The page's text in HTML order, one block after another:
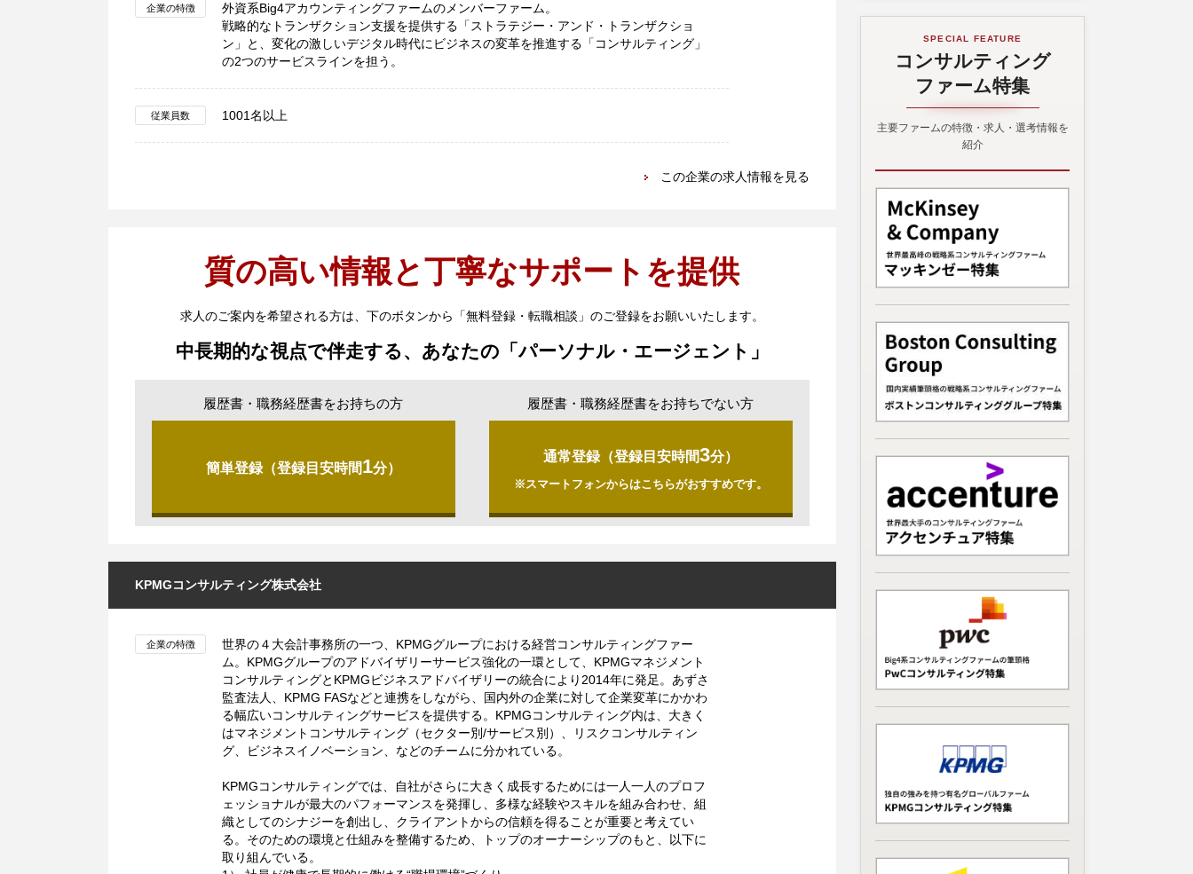
企業の特徴
外資系Big4アカウンティングファームのメンバーファーム。
戦略的なトランザクション支援を提供する「ストラテジー・アンド・トランザクショ
ン」と、変化の激しいデジタル時代にビジネスの変革を推進する「コンサルティング」
の2つのサービスラインを担う。
従業員数 1001名以上
この企業の求人情報を見る
質の高い情報と丁寧なサポートを提供
求人のご案内を希望される方は、下のボタンから「無料登録・転職相談」のご登録をお願いいたします。
中長期的な視点で伴走する、あなたの「パーソナル・エージェント」
履歴書・職務経歴書をお持ちの方
簡単登録（登録目安時間1分）
履歴書・職務経歴書をお持ちでない方
通常登録（登録目安時間3分）
※スマートフォンからはこちらがおすすめです。
KPMGコンサルティング株式会社
企業の特徴
世界の４大会計事務所の一つ、KPMGグループにおける経営コンサルティングファー
ム。KPMGグループのアドバイザリーサービス強化の一環として、KPMGマネジメント
コンサルティングとKPMGビジネスアドバイザリーの統合により2014年に発足。あずさ
監査法人、KPMG FASなどと連携をしながら、国内外の企業に対して企業変革にかかわ
る幅広いコンサルティングサービスを提供する。KPMGコンサルティング内は、大きく
はマネジメントコンサルティング（セクター別/サービス別）、リスクコンサルティン
グ、ビジネスイノベーション、などのチームに分かれている。
KPMGコンサルティングでは、自社がさらに大きく成長するためには一人一人のプロフ
ェッショナルが最大のパフォーマンスを発揮し、多様な経験やスキルを組み合わせ、組
織としてのシナジーを創出し、クライアントからの信頼を得ることが重要と考えてい
る。そのための環境と仕組みを整備するため、トップのオーナーシップのもと、以下に
取り組んでいる。
SPECIAL FEATURE
コンサルティング
ファーム特集
主要ファームの特徴・求人・選考情報を
紹介